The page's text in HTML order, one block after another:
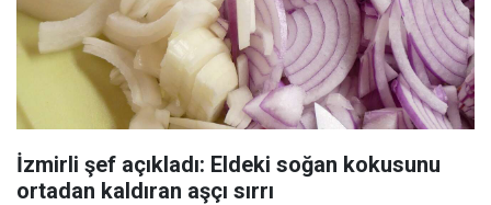
İzmirli şef açıkladı: Eldeki soğan kokusunu
ortadan kaldıran aşçı sırrı